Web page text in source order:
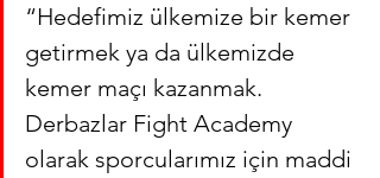
“Hedefimiz ülkemize bir kemer
getirmek ya da ülkemizde
kemer maçı kazanmak.
Derbazlar Fight Academy
olarak sporcularımız için maddi